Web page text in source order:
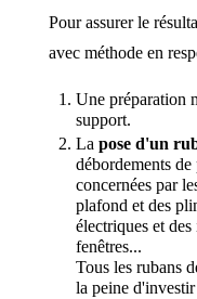
Pour assurer le
avec méthode en
Une préparation
support.
La pose d'un
débordements
concernées par
plafond et des
électriques et
fenêtres...
Tous les rubans
la peine